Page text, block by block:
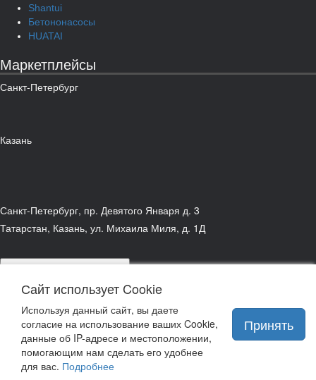
Shantui
Бетононасосы
HUATAI
Маркетплейсы
Санкт-Петербург
Казань
Санкт-Петербург, пр. Девятого Января д. 3
Татарстан, Казань, ул. Михаила Миля, д. 1Д
подписаться на рассылку
связаться с руководством
Сайт использует Cookie
Используя данный сайт, вы даете
согласие на использование ваших Cookie,
данные об IP-адресе и местоположении,
помогающим нам сделать его удобнее
для вас. Подробнее
Принять